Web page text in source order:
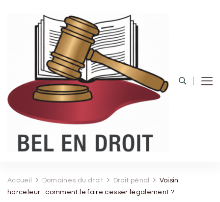
Accueil Domaines du droit Droit pénal
Voisin
harceleur : comment le faire cesser légalement ?